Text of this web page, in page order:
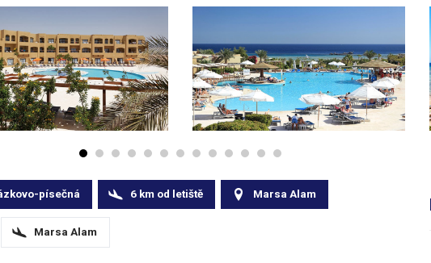
písečná 6 km od letiště Marsa Alam
Marsa Alam